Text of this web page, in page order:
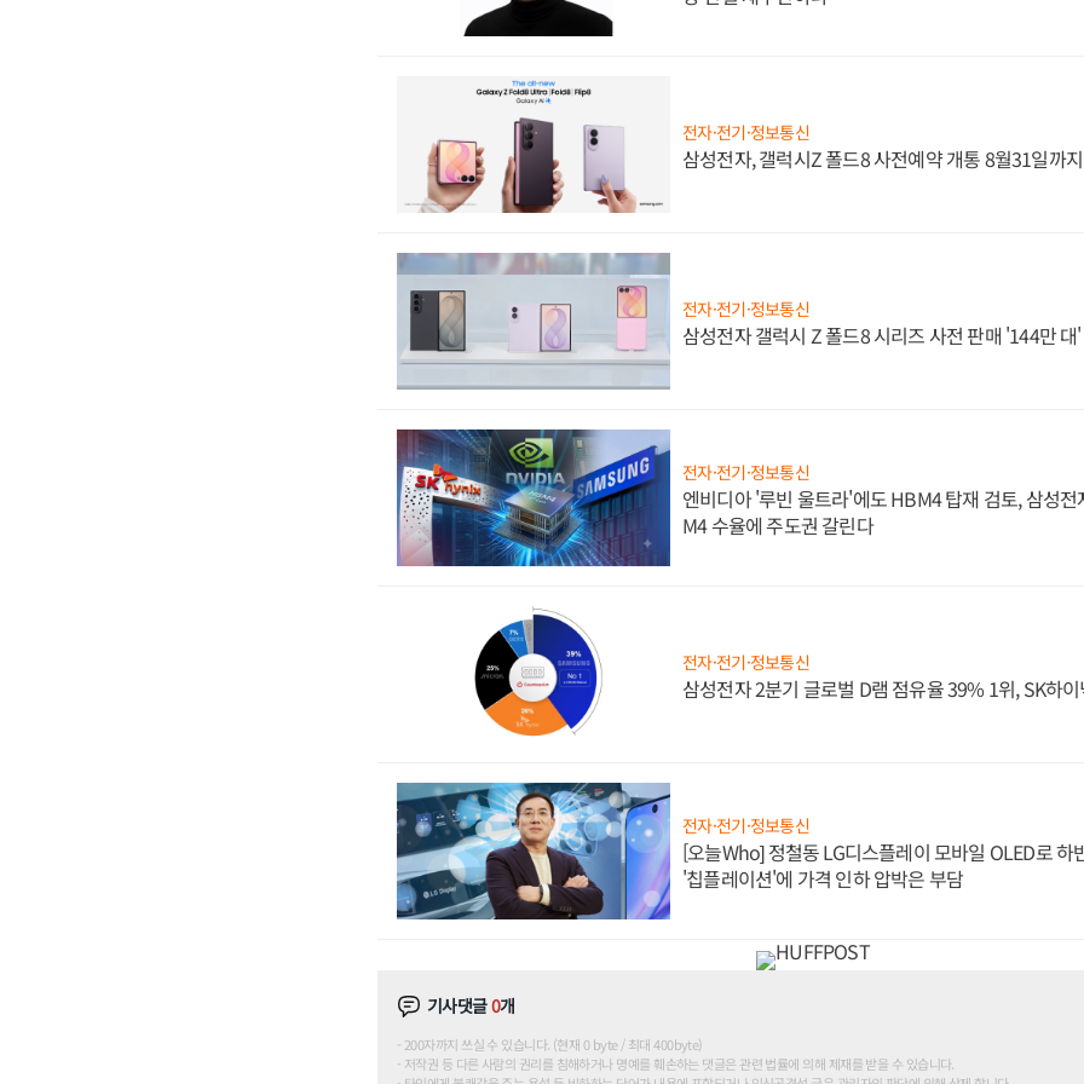
전자·전기·정보통신
삼성전자, 갤럭시Z 폴드8 사전예약 개통 8월31일까
전자·전기·정보통신
삼성전자 갤럭시 Z 폴드8 시리즈 사전 판매 '144만 대
전자·전기·정보통신
엔비디아 '루빈 울트라'에도 HBM4 탑재 검토, 삼성전
M4 수율에 주도권 갈린다
전자·전기·정보통신
삼성전자 2분기 글로벌 D램 점유율 39% 1위, SK하
전자·전기·정보통신
[오늘Who] 정철동 LG디스플레이 모바일 OLED로 하
'칩플레이션'에 가격 인하 압박은 부담
기사댓글0개
200자까지 쓰실 수 있습니다. (현재 0 byte / 최대 400byte)
저작권 등 다른 사람의 권리를 침해하거나 명예를 훼손하는 댓글은 관련 법률에 의해 제재를 받을 수 있습니다.